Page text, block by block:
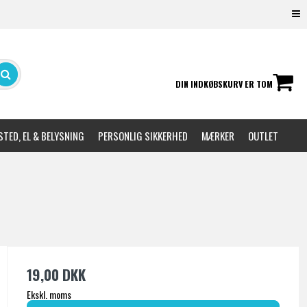
DIN INDKØBSKURV ER TOM
EL & BELYSNING PERSONLIG SIKKERHED MÆRKER OUTLET
19,00 DKK
Ekskl. moms